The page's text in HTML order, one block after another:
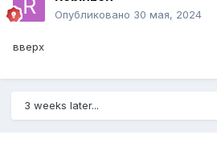
Опубликовано 30 мая, 2024
вверх
3 weeks later...